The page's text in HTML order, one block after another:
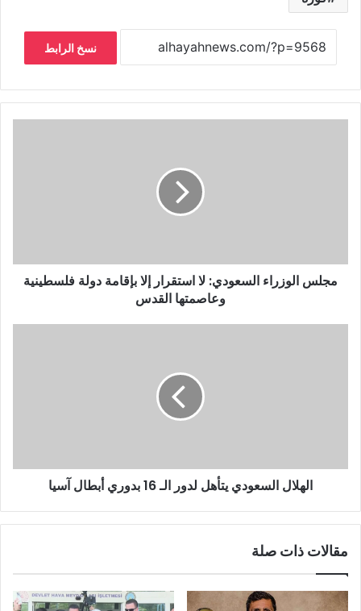
نسخ الرابط
مجلس الوزراء السعودي: لا استقرار إلا بإقامة دولة فلسطينية
وعاصمتها القدس
الهلال السعودي يتأهل لدور الـ 16 بدوري أبطال آسيا
مقالات ذات صلة